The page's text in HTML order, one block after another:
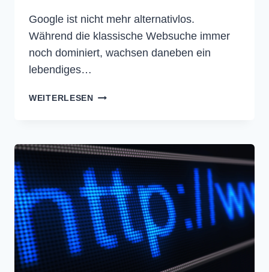
Google ist nicht mehr alternativlos.
Während die klassische Websuche immer
noch dominiert, wachsen daneben ein
lebendiges…
WEITERLESENES
SUCHMASCHINEN
GOOGLE